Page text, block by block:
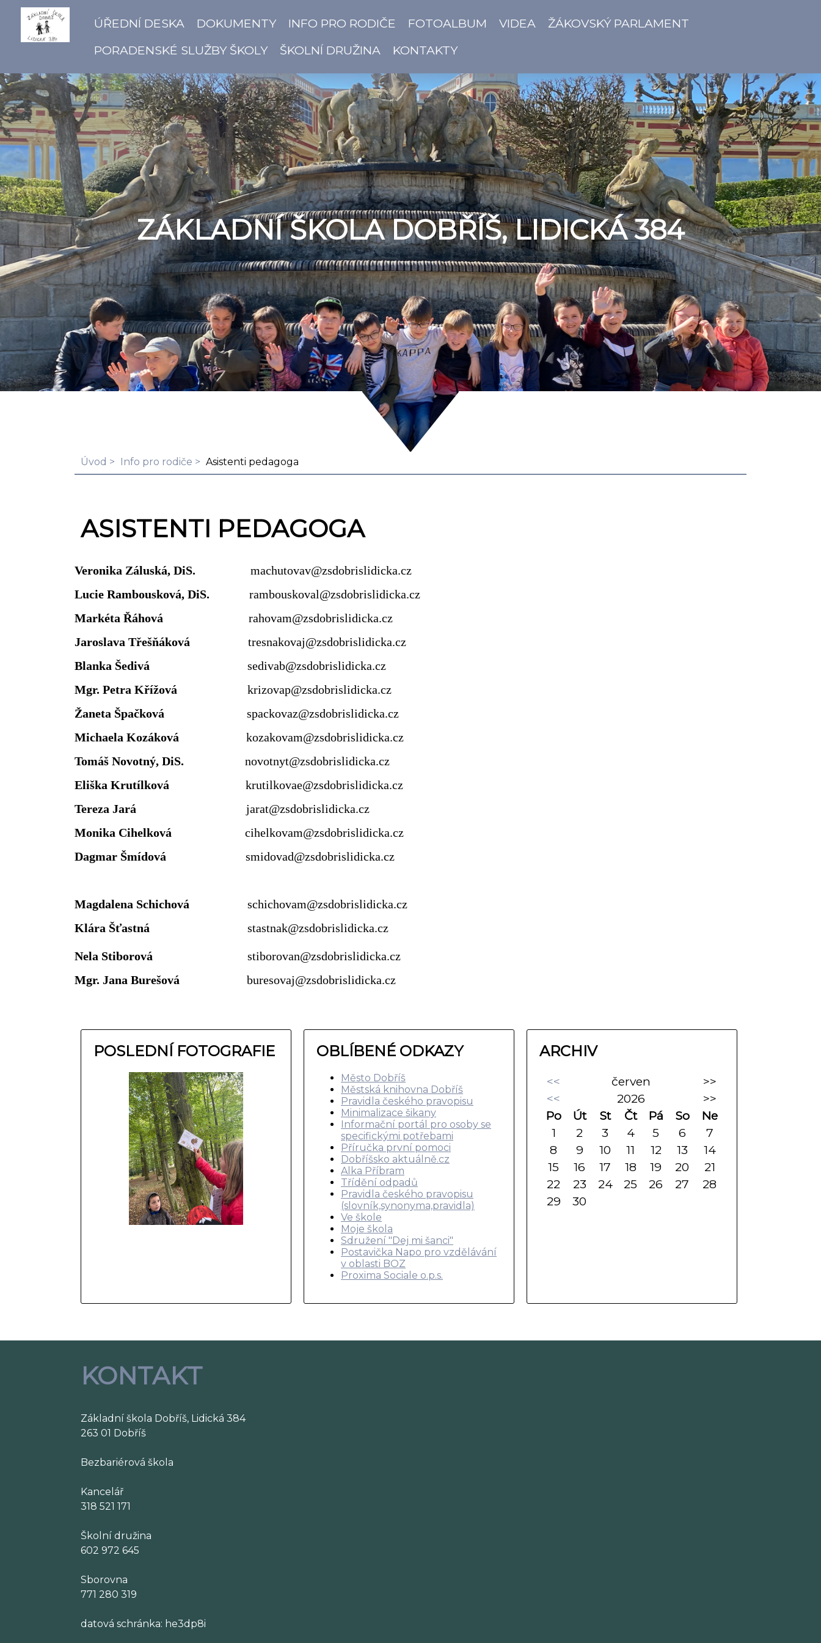
ÚŘEDNÍ DESKA DOKUMENTY INFO PRO RODIČE FOTOALBUM VIDEA
ŽÁKOVSKÝ PARLAMENT
PORADENSKÉ SLUŽBY ŠKOLY
ŠKOLNÍ DRUŽINA KONTAKTY
ZÁKLADNÍ ŠKOLA DOBŘÍŠ, LIDICKÁ 384
Úvod Info pro rodiče Asistenti pedagoga
ASISTENTI PEDAGOGA
Veronika Záluská, DiS. machutovav@zsdobrislidicka.cz
Lucie Rambousková, DiS. rambouskoval@zsdobrislidicka.cz
Markéta Řáhová rahovam@zsdobrislidicka.cz
Jaroslava Třešňáková tresnakovaj@zsdobrislidicka.cz
Blanka Šedivá sedivab@zsdobrislidicka.cz
Mgr. Petra Křížová krizovap@zsdobrislidicka.cz
Žaneta Špačková spackovaz@zsdobrislidicka.cz
Michaela Kozáková kozakovam@zsdobrislidicka.cz
Tomáš Novotný, DiS.
novotnyt@zsdobrislidicka.cz
Eliška Krutílková
krutilkovae@zsdobrislidicka.cz
Tereza Jará
jarat@zsdobrislidicka.cz
Monika Cihelková
cihelkovam@zsdobrislidicka.cz
Dagmar Šmídová
smidovad@zsdobrislidicka.cz
Magdalena Schichová schichovam@zsdobrislidicka.cz
Klára Šťastná stastnak@zsdobrislidicka.cz
Nela Stiborová
stiborovan@zsdobrislidicka.cz
Mgr. Jana Burešová buresovaj@zsdobrislidicka.cz
POSLEDNÍ FOTOGRAFIE OBLÍBENÉ ODKAZY
Město Dobříš
Městská knihovna Dobříš
Pravidla českého pravopisu
Minimalizace šikany
Informační portál pro osoby se
specifickými potřebami
Příručka první pomoci
Dobříšsko aktuálně.cz
Alka Příbram
Třídění odpadů
Pravidla českého pravopisu
(slovník,synonyma,pravidla)
Ve škole
Moje škola
Sdružení "Dej mi šanci"
Postavička Napo pro vzdělávání
v oblasti BOZ
Proxima Sociale o.p.s.
ARCHIV
<< červen
>>
<<
2026
>>
Po
Út St Čt Pá So
Ne
1
2 3 4 5 6
7
8
9 10 11 12 13
14
15
16 17 18 19 20
21
22
23 24 25 26 27
28
29
30
KONTAKT
Základní škola Dobříš, Lidická 384
263 01 Dobříš
Bezbariérová škola
Kancelář
318 521 171
Školní družina
602 972 645
Sborovna
771 280 319
datová schránka: he3dp8i